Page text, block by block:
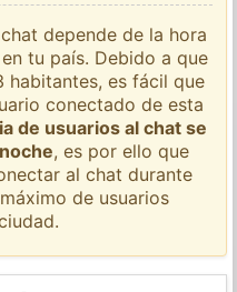
depende de la hora
tu país. Debido a que
habitantes, es fácil que
conectado de esta
de usuarios al chat se
, es por ello que
al chat durante
de usuarios